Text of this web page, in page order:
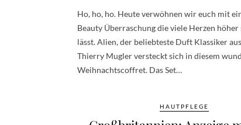
Ho, ho, ho. Heute verwöhnen wir euch mit
Beauty Überraschung die viele Herzen höher
lässt. Alien, der beliebteste Duft Klassiker
Thierry Mugler versteckt sich in diesem
Weihnachtscoffret. Das Set…
HAUTPFLEGE